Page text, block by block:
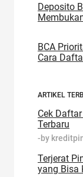
Deposito
BCA
Cara
ARTIKEL
Cek
Terbaru
-by
Terjerat
yang Bisa